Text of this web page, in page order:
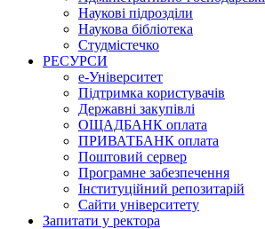
Наукові підрозділи
Наукова бібліотека
Студмістечко
РЕСУРСИ
е-Університет
Підтримка користувачів
Державні закупівлі
ОЩАДБАНК оплата
ПРИВАТБАНК оплата
Поштовий сервер
Програмне забезпечення
Інституційний репозитарій
Сайти університету
Запитати у ректора